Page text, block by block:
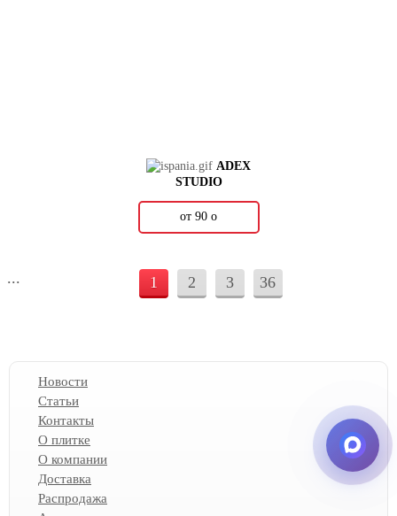
ADEX
STUDIO
от 90 о
1 2 3
... 36
Новости
Статьи
Контакты
О плитке
О компании
Доставка
Распродажа